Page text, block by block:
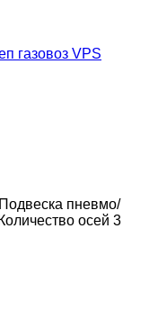
газовоз VPS
Подвеска пневмо/
Количество осей 3